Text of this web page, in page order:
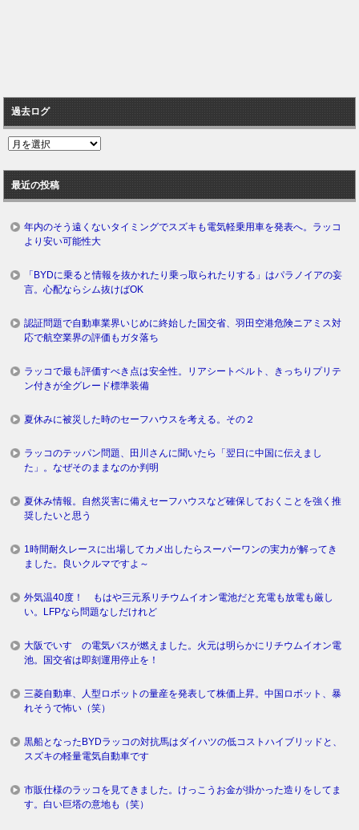
過去ログ
過
ロ
グ
最近の投稿
年内のそう遠くないタイミングでスズキも電気軽乗用車を発表へ。ラッコ
より安い可能性大
「BYDに乗ると情報を抜かれたり乗っ取られたりする」はパラノイアの妄
言。心配ならシム抜けばOK
認証問題で自動車業界いじめに終始した国交省、羽田空港危険ニアミス対
応で航空業界の評価もガタ落ち
ラッコで最も評価すべき点は安全性。リアシートベルト、きっちりプリテ
ン付きが全グレード標準装備
夏休みに被災した時のセーフハウスを考える。その２
ラッコのテッパン問題、田川さんに聞いたら「翌日に中国に伝えまし
た」。なぜそのままなのか判明
夏休み情報。自然災害に備えセーフハウスなど確保しておくことを強く推
奨したいと思う
1時間耐久レースに出場してカメ出したらスーパーワンの実力が解ってき
ました。良いクルマですよ～
外気温40度！ もはや三元系リチウムイオン電池だと充電も放電も厳し
い。LFPなら問題なしだけれど
大阪でいすゞの電気バスが燃えました。火元は明らかにリチウムイオン電
池。国交省は即刻運用停止を！
三菱自動車、人型ロボットの量産を発表して株価上昇。中国ロボット、暴
れそうで怖い（笑）
黒船となったBYDラッコの対抗馬はダイハツの低コストハイブリッドと、
スズキの軽量電気自動車です
市販仕様のラッコを見てきました。けっこうお金が掛かった造りをしてま
す。白い巨塔の意地も（笑）